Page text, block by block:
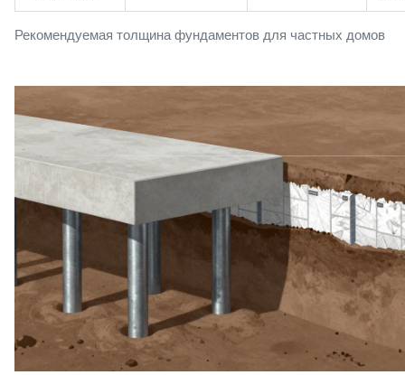
Рекомендуемая толщина фундаментов для частных домов